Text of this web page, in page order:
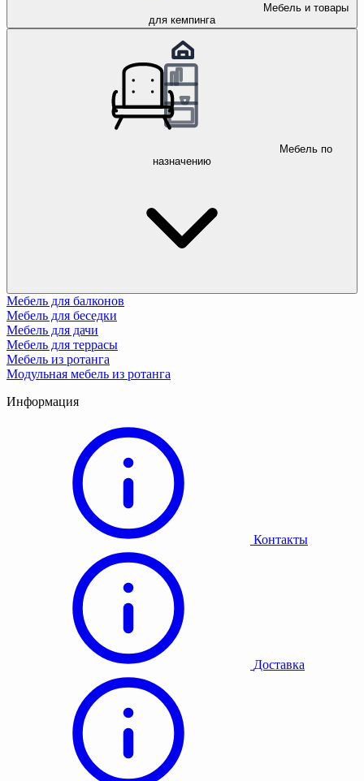
Мебель и товары
для кемпинга
Мебель по
назначению
Мебель для балконов
Мебель для беседки
Мебель для дачи
Мебель для террасы
Мебель из ротанга
Модульная мебель из ротанга
Информация
Контакты
Доставка